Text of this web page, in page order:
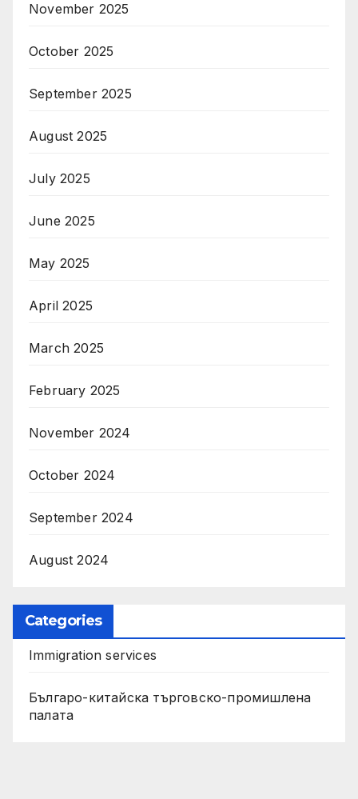
November 2025
October 2025
September 2025
August 2025
July 2025
June 2025
May 2025
April 2025
March 2025
February 2025
November 2024
October 2024
September 2024
August 2024
Categories
Immigration services
Българо-китайска търговско-промишлена
палата